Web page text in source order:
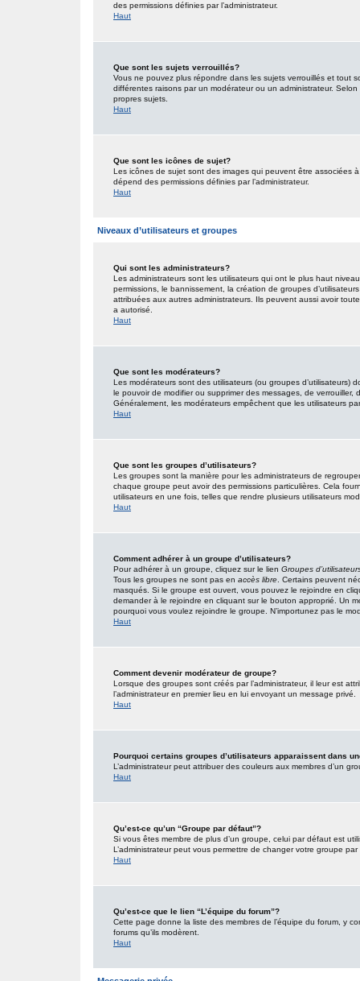
des permissions définies par l’administrateur.
Haut
Que sont les sujets verrouillés?
Vous ne pouvez plus répondre dans les sujets verrouillés et tout
différentes raisons par un modérateur ou un administrateur.
propres sujets.
Haut
Que sont les icônes de sujet?
Les icônes de sujet sont des images qui peuvent être associées
dépend des permissions définies par l’administrateur.
Haut
Niveaux d’utilisateurs et groupes
Qui sont les administrateurs?
Les administrateurs sont les utilisateurs qui ont le plus haut
permissions, le bannissement, la création de groupes
attribuées aux autres administrateurs. Ils peuvent aussi avoir
a autorisé.
Haut
Que sont les modérateurs?
Les modérateurs sont des utilisateurs (ou groupes d’utilisateurs)
le pouvoir de modifier ou supprimer des messages, de verrouiller,
Généralement, les modérateurs empêchent que les utilisateurs
Haut
Que sont les groupes d’utilisateurs?
Les groupes sont la manière pour les administrateurs de
chaque groupe peut avoir des permissions particulières. Cela
utilisateurs en une fois, telles que rendre plusieurs utilisateurs
Haut
Comment adhérer à un groupe d’utilisateurs?
Pour adhérer à un groupe, cliquez sur le lien Groupes
Tous les groupes ne sont pas en accès libre . Certains peuvent
masqués. Si le groupe est ouvert, vous pouvez le rejoindre en
demander à le rejoindre en cliquant sur le bouton approprié. Un
pourquoi vous voulez rejoindre le groupe. N’importunez pas le
Haut
Comment devenir modérateur de groupe?
Lorsque des groupes sont créés par l’administrateur, il leur est
l’administrateur en premier lieu en lui envoyant un message privé.
Haut
Pourquoi certains groupes d’utilisateurs apparaissent dans
L’administrateur peut attribuer des couleurs aux membres d’un
Haut
Qu’est-ce qu’un “Groupe par défaut”?
Si vous êtes membre de plus d’un groupe, celui par défaut est
L’administrateur peut vous permettre de changer votre groupe
Haut
Qu’est-ce que le lien “L’équipe du forum”?
Cette page donne la liste des membres de l’équipe du forum, y
forums qu’ils modèrent.
Haut